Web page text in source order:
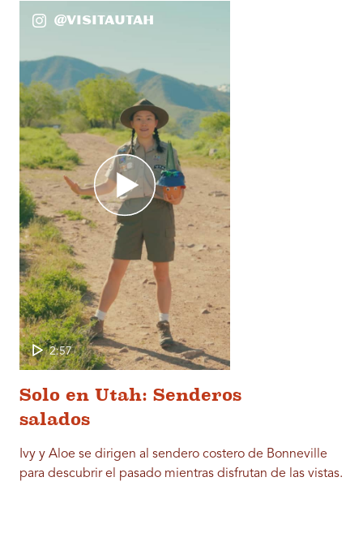
@VisitaUtah
2:57
Solo en Utah: Senderos
salados
Ivy y Aloe se dirigen al sendero costero de Bonneville
para descubrir el pasado mientras disfrutan de las vistas.